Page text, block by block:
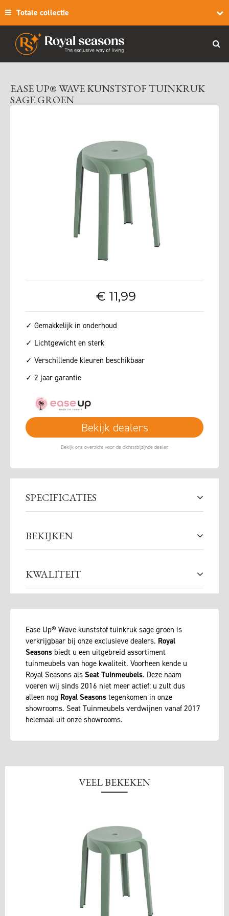
Totale collectie
EASE UP® WAVE KUNSTSTOF TUINKRUK
SAGE GROEN
€ 11,99
✓ Gemakkelijk in onderhoud
✓ Lichtgewicht en sterk
✓ Verschillende kleuren beschikbaar
✓ 2 jaar garantie
Bekijk dealers
SPECIFICATIES
BEKIJKEN
KWALITEIT
Ease Up® Wave kunststof tuinkruk sage groen is
verkrijgbaar bij onze exclusieve dealers. Royal
Seasons biedt u een uitgebreid assortiment
tuinmeubels van hoge kwaliteit. Voorheen kende u
Royal Seasons als Seat Tuinmeubels. Deze naam
voeren wij sinds 2016 niet meer actief: u zult dus
alleen nog Royal Seasons tegenkomen in onze
showrooms. Seat Tuinmeubels verdwijnen vanaf 2017
helemaal uit onze showrooms.
VEEL BEKEKEN